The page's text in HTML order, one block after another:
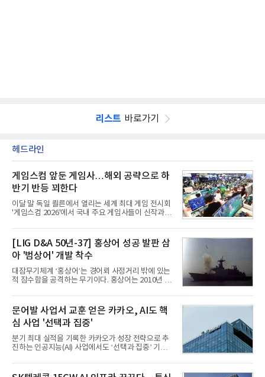
리스트 바로가기
헤드라인
게임스컴 앞둔 게임사…해외 공략으로 하
반기 반등 꾀한다
이달 말 독일 쾰른에서 열리는 세계 최대 게임 전시회
'게임스컴 2026'에서 국내 주요 게임사들이 신작과 글
체별로 엇갈린 가운데 하반기 신작 흥행과 해외 시장
성과가 실적을 좌우할 핵심 변수로 떠오르고 있다.8일
업계에 따르면 올해 상반기 게임업계는 기업별 성적
표가 크게 갈렸다. 대표적으로 크래프톤은 'PUBG: 배
틀그라운드'의 안정적인 성장에 힘입어 상반기 연결
기준 매출 2조6616억원, 영업이익 9725억원으로 역
대 최대 실적을 기록했다. 엔씨도 올해 출시한 '아이온
동기 대
[LIG D&A 50년-37] 홍상어 성공 발판 삼
아 '범상어' 개발 착수
대잠무기체계 ‘홍상어’는 경어뢰 사정거리 밖에 있는
적 잠수함을 공격하는 무기이다. 홍상어는 2010년 넥
이뤄졌다. 이후 2012년 한국형 구축함(KDX-1) 이상
의 함정에 실전 배치됐다.그해 7월 해군은 동해상에서
성능 검증을 위해 홍상어 시험발사를 실시했다. 이때
홍상어가 목표 지점에서 입수한 후 표적을 타격하지
못하고 물속에서 멈춰버리는 예상 밖의 일이 벌어졌
다. 2차 품질확인 사격 시험에서도 만족스러운 결과를
얻지 못했다. 완벽한 신뢰성 확보를 위해 LIG넥스원은
문어발 사업서 교훈 얻은 카카오, AI도 핵
심 사업 '선택과 집중'
분기 최대 실적을 기록한 카카오가 성장 전략으로 추
진하는 인공지능(AI) 사업에서도 ‘선택과 집중’ 기조
라 투자에 나서는 것과 달리, 카카오는 ‘카카오톡’이
라는 플랫폼 경쟁력을 활용한 AI 에이전트 서비스에